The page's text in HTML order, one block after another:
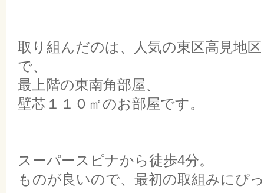
取り組んだのは、人気の東区高見地
で、
最上階の東南角部屋、
壁芯１１０㎡のお部屋です。
スーパースピナから徒歩4分。
ものが良いので、最初の取組みにぴ